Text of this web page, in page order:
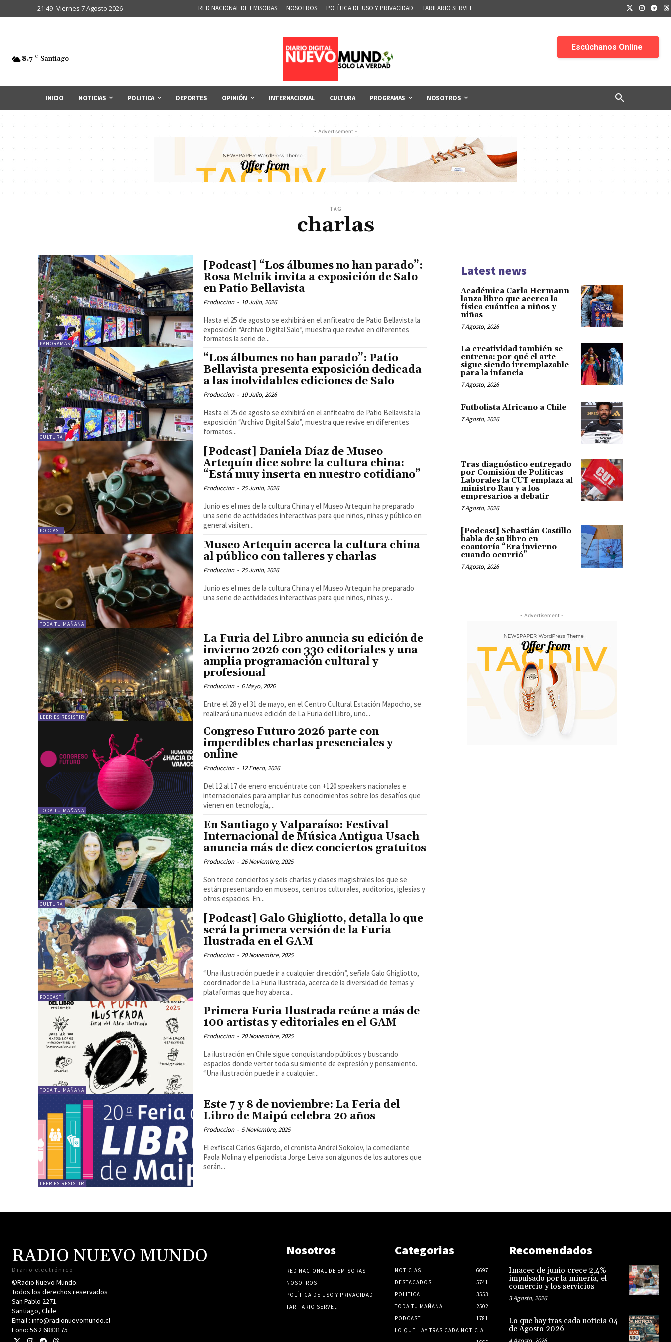
21:49 -Viernes 7 Agosto 2026 RED NACIONAL DE EMISORAS NOSOTROS POLÍTICA DE USO Y PRIVACIDAD TARIFARIO SERVEL
8.7 C Santiago
INICIO NOTICIAS POLITICA DEPORTES OPINIÓN INTERNACIONAL CULTURA PROGRAMAS NOSOTROS
- Advertisement -
TAG
charlas
PANORAMAS
[Podcast] “Los álbumes no han parado”:
Rosa Melnik invita a exposición de Salo
en Patio Bellavista
Produccion - 10 Julio, 2026
Hasta el 25 de agosto se exhibirá en el anfiteatro de Patio Bellavista la
exposición “Archivo Digital Salo”, muestra que revive en diferentes
formatos la serie de...
CULTURA
“Los álbumes no han parado”: Patio
Bellavista presenta exposición dedicada
a las inolvidables ediciones de Salo
Produccion - 10 Julio, 2026
Hasta el 25 de agosto se exhibirá en el anfiteatro de Patio Bellavista la
exposición “Archivo Digital Salo”, muestra que revive en diferentes
formatos...
PODCAST
[Podcast] Daniela Díaz de Museo
Artequín dice sobre la cultura china:
“Está muy inserta en nuestro cotidiano”
Produccion - 25 Junio, 2026
Junio es el mes de la cultura China y el Museo Artequin ha preparado
una serie de actividades interactivas para que niños, niñas y público en
general visiten...
TODA TU MAÑANA
Museo Artequin acerca la cultura china
al público con talleres y charlas
Produccion - 25 Junio, 2026
Junio es el mes de la cultura China y el Museo Artequin ha preparado
una serie de actividades interactivas para que niños, niñas y...
LEER ES RESISTIR
La Furia del Libro anuncia su edición de
invierno 2026 con 330 editoriales y una
amplia programación cultural y
profesional
Produccion - 6 Mayo, 2026
Entre el 28 y el 31 de mayo, en el Centro Cultural Estación Mapocho, se
realizará una nueva edición de La Furia del Libro, uno...
TODA TU MAÑANA
Congreso Futuro 2026 parte con
imperdibles charlas presenciales y
online
Produccion - 12 Enero, 2026
Del 12 al 17 de enero encuéntrate con +120 speakers nacionales e
internacionales para ampliar tus conocimientos sobre los desafíos que
vienen en tecnología,...
CULTURA
En Santiago y Valparaíso: Festival
Internacional de Música Antigua Usach
anuncia más de diez conciertos gratuitos
Produccion - 26 Noviembre, 2025
Son trece conciertos y seis charlas y clases magistrales los que se
están presentando en museos, centros culturales, auditorios, iglesias y
otros espacios. En...
PODCAST
[Podcast] Galo Ghigliotto, detalla lo que
será la primera versión de la Furia
Ilustrada en el GAM
Produccion - 20 Noviembre, 2025
“Una ilustración puede ir a cualquier dirección”, señala Galo Ghigliotto,
coordinador de La Furia Ilustrada, acerca de la diversidad de temas y
plataformas que hoy abarca...
TODA TU MAÑANA
Primera Furia Ilustrada reúne a más de
100 artistas y editoriales en el GAM
Produccion - 20 Noviembre, 2025
La ilustración en Chile sigue conquistando públicos y buscando
espacios donde verter toda su simiente de expresión y pensamiento.
“Una ilustración puede ir a cualquier...
LEER ES RESISTIR
Este 7 y 8 de noviembre: La Feria del
Libro de Maipú celebra 20 años
Produccion - 5 Noviembre, 2025
El exfiscal Carlos Gajardo, el cronista Andrei Sokolov, la comediante
Paola Molina y el periodista Jorge Leiva son algunos de los autores que
serán...
Latest news
Académica Carla Hermann
lanza libro que acerca la
física cuántica a niños y
niñas
7 Agosto, 2026
La creatividad también se
entrena: por qué el arte
sigue siendo irremplazable
para la infancia
7 Agosto, 2026
Futbolista Africano a Chile
7 Agosto, 2026
Tras diagnóstico entregado
por Comisión de Políticas
Laborales la CUT emplaza al
ministro Rau y a los
empresarios a debatir
7 Agosto, 2026
[Podcast] Sebastián Castillo
habla de su libro en
coautoría “Era invierno
cuando ocurrió”
7 Agosto, 2026
- Advertisement -
RADIO NUEVO MUNDO
Diario electrónico
©Radio Nuevo Mundo.
Todos los derechos reservados
San Pablo 2271.
Santiago, Chile
Email : info@radionuevomundo.cl
Fono: 56 2 6883175
Nosotros
RED NACIONAL DE EMISORAS
NOSOTROS
POLÍTICA DE USO Y PRIVACIDAD
TARIFARIO SERVEL
Categorias
NOTICIAS
6697
DESTACADOS
5741
POLITICA
3553
TODA TU MAÑANA
2502
PODCAST
1781
LO QUE HAY TRAS CADA NOTICIA
Recomendados
Imacec de junio crece 2,4%
impulsado por la minería, el
comercio y los servicios
3 Agosto, 2026
Lo que hay tras cada noticia 04
de Agosto 2026
4 Agosto, 2026